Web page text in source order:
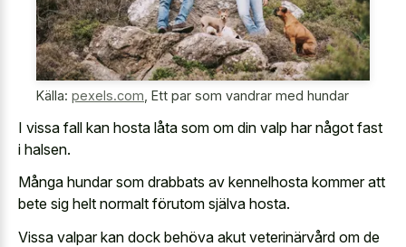
Källa: pexels.com, Ett par som vandrar med hundar
I vissa fall kan hosta låta som om din valp har något fast
i halsen.
Många hundar som drabbats av kennelhosta kommer att
bete sig helt normalt förutom själva hosta.
Vissa valpar kan dock behöva akut veterinärvård om de